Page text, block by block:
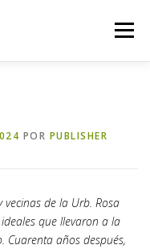
Menú
POR PUBLISHER
vecinas de la Urb. Rosa
que llevaron a la
Cuarenta años después,